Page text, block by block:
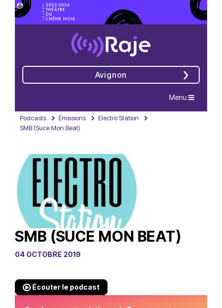
Avignon
Navigation
Menu
Podcasts Émissions
Electro Station
SMB (Suce Mon Beat)
SMB (SUCE MON BEAT)
04 OCTOBRE 2019
Écouter le podcast